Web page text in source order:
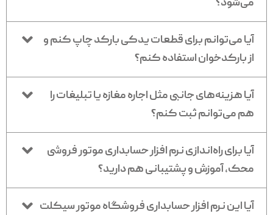
می‌شود؟
آیا می‌توانم برای قطعات یدکی بارکد چاپ کنم و
از بارکدخوان استفاده کنم؟
آیا هزینه‌های جانبی مثل اجاره مغازه یا تبلیغات را
هم می‌توانم ثبت کنم؟
آیا برای راه‌اندازی نرم افزار حسابداری موتور فروشی
محک، آموزش و پشتیبانی هم دارید؟
آیا این نرم افزار حسابداری فروشگاه موتور سیکلت